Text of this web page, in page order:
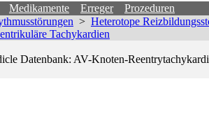
Medikamente Erreger
Prozeduren
> Heterotope
Tachykardien
Datenbank: AV-Knoten-